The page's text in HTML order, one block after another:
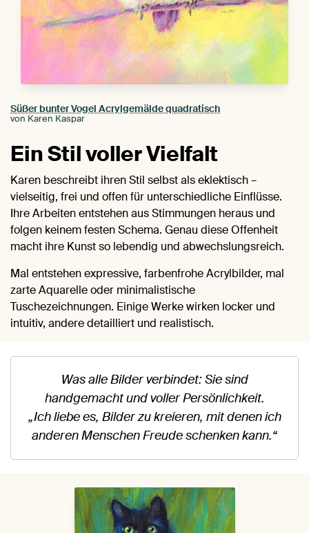
Süßer bunter Vogel Acrylgemälde quadratisch
von Karen Kaspar
Ein Stil voller Vielfalt
Karen beschreibt ihren Stil selbst als eklektisch –
vielseitig, frei und offen für unterschiedliche Einflüsse.
Ihre Arbeiten entstehen aus Stimmungen heraus und
folgen keinem festen Schema. Genau diese Offenheit
macht ihre Kunst so lebendig und abwechslungsreich.
Mal entstehen expressive, farbenfrohe Acrylbilder, mal
zarte Aquarelle oder minimalistische
Tuschezeichnungen. Einige Werke wirken locker und
intuitiv, andere detailliert und realistisch.
Was alle Bilder verbindet: Sie sind
handgemacht und voller Persönlichkeit.
„Ich liebe es, Bilder zu kreieren, mit denen ich
anderen Menschen Freude schenken kann.“